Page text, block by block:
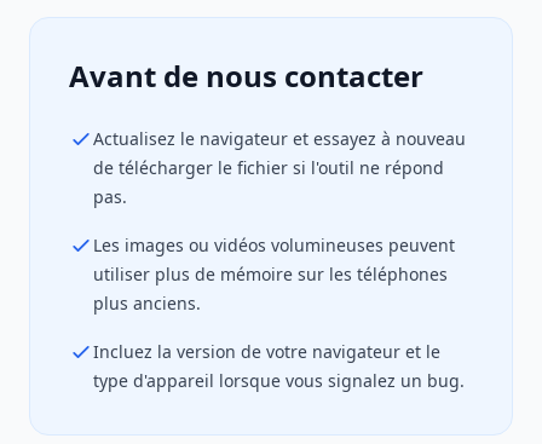
Avant de nous contacter
Actualisez le navigateur et essayez à nouveau
de télécharger le fichier si l'outil ne répond
pas.
Les images ou vidéos volumineuses peuvent
utiliser plus de mémoire sur les téléphones
plus anciens.
Incluez la version de votre navigateur et le
type d'appareil lorsque vous signalez un bug.